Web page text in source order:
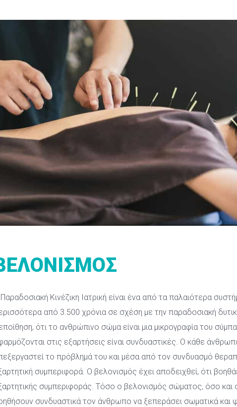
Κινέζικη Ιατρική είναι ένα από τα παλαιότερα
από 3.500 χρόνια σε σχέση με την παραδοσιακή δυτική
ότι το ανθρώπινο σώμα είναι μια μικρογραφία του
στις εξαρτήσεις είναι συνδυαστικές. Ο κάθε
το πρόβλημά του και μέσα από τον συνδυασμό
συμπεριφορά. Ο βελονισμός έχει αποδειχθεί, ότι
συμπεριφοράς. Τόσο ο βελονισμός σώματος, όσο
συνδυαστικά τον άνθρωπο να ξεπεράσει σωματικά και